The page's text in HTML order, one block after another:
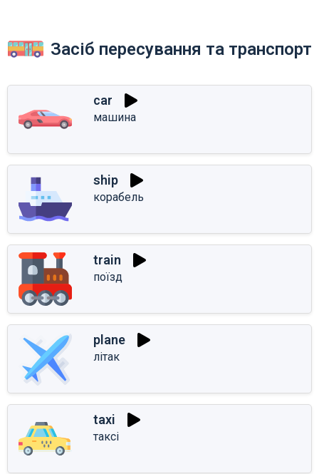
Засіб пересування та транспорт
car
машина
ship
корабель
train
поїзд
plane
літак
taxi
таксі